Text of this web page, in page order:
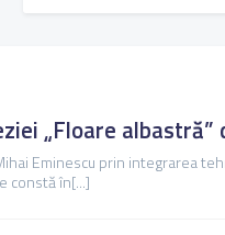
„Floare albastră”
Eminescu prin integrarea
constă în[...]